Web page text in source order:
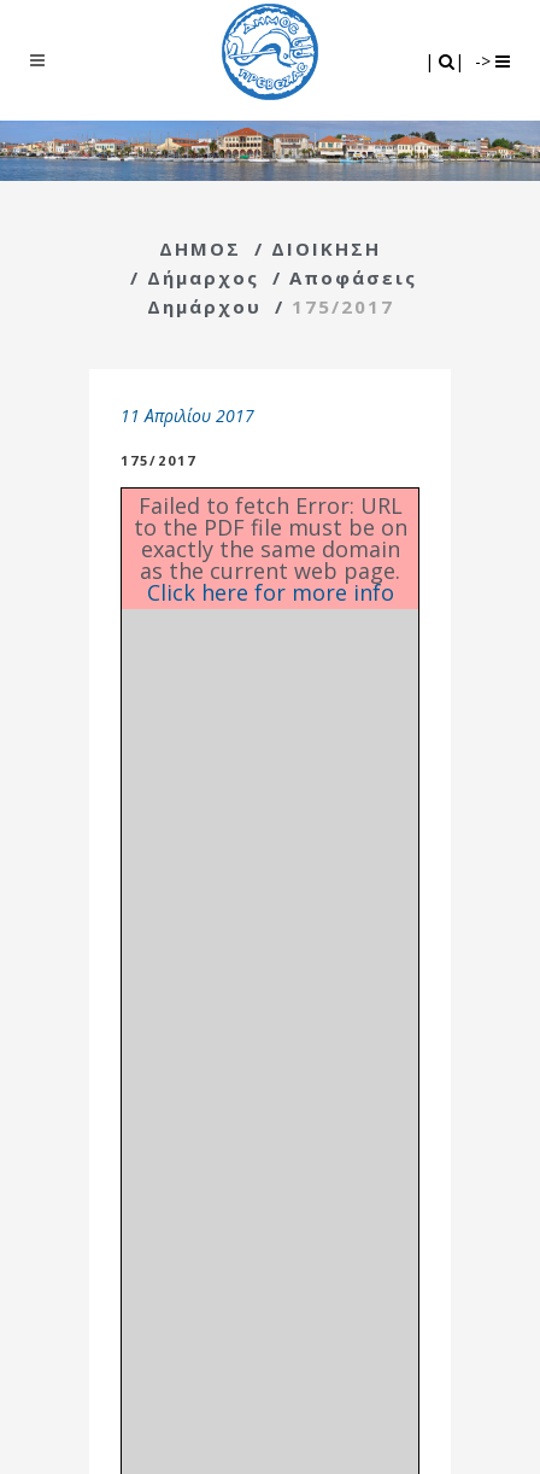
| | ->
ΔΗΜΟΣ / ΔΙΟΙΚΗΣΗ
/ Δήμαρχος / Αποφάσεις
Δημάρχου
/ 175/2017
11 Απριλίου 2017
175/2017
Failed to fetch Error: URL
to the PDF file must be on
exactly the same domain
as the current web page.
Click here for more info